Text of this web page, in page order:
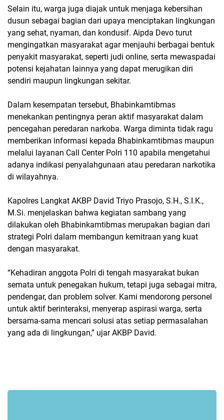
Selain itu, warga juga diajak untuk menjaga kebersihan
dusun sebagai bagian dari upaya menciptakan lingkungan
yang sehat, nyaman, dan kondusif. Aipda Devo turut
mengingatkan masyarakat agar menjauhi berbagai bentuk
penyakit masyarakat, seperti judi online, serta mewaspadai
potensi kejahatan lainnya yang dapat merugikan diri
sendiri maupun lingkungan sekitar.
Dalam kesempatan tersebut, Bhabinkamtibmas
menekankan pentingnya peran aktif masyarakat dalam
pencegahan peredaran narkoba. Warga diminta tidak ragu
memberikan informasi kepada Bhabinkamtibmas maupun
melalui layanan Call Center Polri 110 apabila mengetahui
adanya indikasi penyalahgunaan atau peredaran narkotika
di wilayahnya.
Kapolres Langkat AKBP David Triyo Prasojo, S.H., S.I.K.,
M.Si. menjelaskan bahwa kegiatan sambang yang
dilakukan oleh Bhabinkamtibmas merupakan bagian dari
strategi Polri dalam membangun kemitraan yang kuat
dengan masyarakat.
“Kehadiran anggota Polri di tengah masyarakat bukan
semata untuk penegakan hukum, tetapi juga sebagai mitra,
pendengar, dan problem solver. Kami mendorong personel
untuk aktif berinteraksi, menyerap aspirasi warga, serta
bersama-sama mencari solusi atas setiap permasalahan
yang ada di lingkungan,” ujar AKBP David.